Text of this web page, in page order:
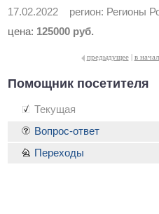
17.02.2022 регион: Регионы
цена: 125000 руб.
предыдущее | в
Помощник посетителя
Текущая
Вопрос-ответ
Переходы